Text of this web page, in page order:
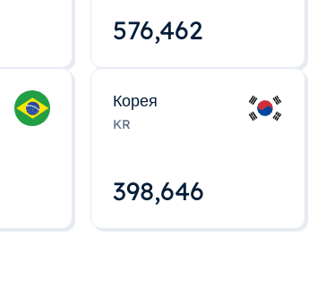
576,463
Корея
KR
398,648